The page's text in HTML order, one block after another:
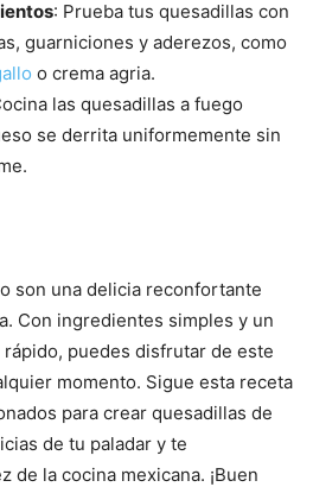
: Prueba tus quesadillas con
guarniciones y aderezos, como
o crema agria.
las quesadillas a fuego
se derrita uniformemente sin
son una delicia reconfortante
Con ingredientes simples y un
puedes disfrutar de este
momento. Sigue esta receta
para crear quesadillas de
de tu paladar y te
de la cocina mexicana. ¡Buen